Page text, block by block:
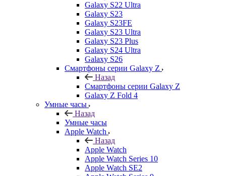
Galaxy S22 Ultra
Galaxy S23
Galaxy S23FE
Galaxy S23 Ultra
Galaxy S23 Plus
Galaxy S24 Ultra
Galaxy S26
Смартфоны серии Galaxy Z
Назад
Смартфоны серии Galaxy Z
Galaxy Z Fold 4
Умные часы
Назад
Умные часы
Apple Watch
Назад
Apple Watch
Apple Watch Series 10
Apple Watch SE2